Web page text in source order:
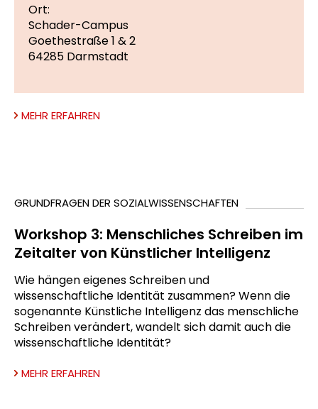
Ort:
Schader-Campus
Goethestraße 1 & 2
64285 Darmstadt
MEHR ERFAHREN
GRUNDFRAGEN DER SOZIALWISSENSCHAFTEN
Workshop 3: Menschliches Schreiben im
Zeitalter von Künstlicher Intelligenz
Wie hängen eigenes Schreiben und
wissenschaftliche Identität zusammen? Wenn die
sogenannte Künstliche Intelligenz das menschliche
Schreiben verändert, wandelt sich damit auch die
wissenschaftliche Identität?
MEHR ERFAHREN